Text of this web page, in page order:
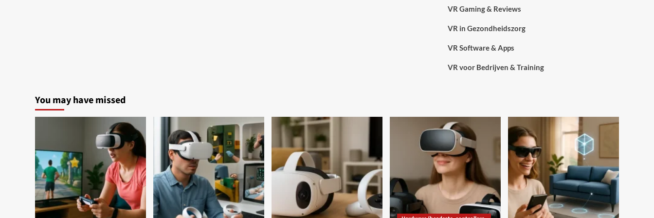
VR Gaming & Reviews
VR in Gezondheidszorg
VR Software & Apps
VR voor Bedrijven & Training
You may have missed